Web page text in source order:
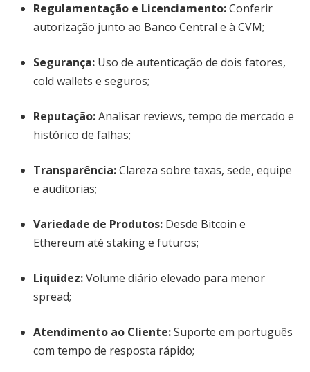
Regulamentação e Licenciamento:Conferir
autorização junto ao Banco Central e à CVM;
Segurança: Uso de autenticação de dois fatores,
cold wallets e seguros;
Reputação:Analisar reviews, tempo de mercado e
histórico de falhas;
Transparência:Clareza sobre taxas, sede, equipe
e auditorias;
Variedade de Produtos: Desde Bitcoin e
Ethereum até staking e futuros;
Liquidez:Volume diário elevado para menor
spread;
Atendimento ao Cliente:Suporte em português
com tempo de resposta rápido;